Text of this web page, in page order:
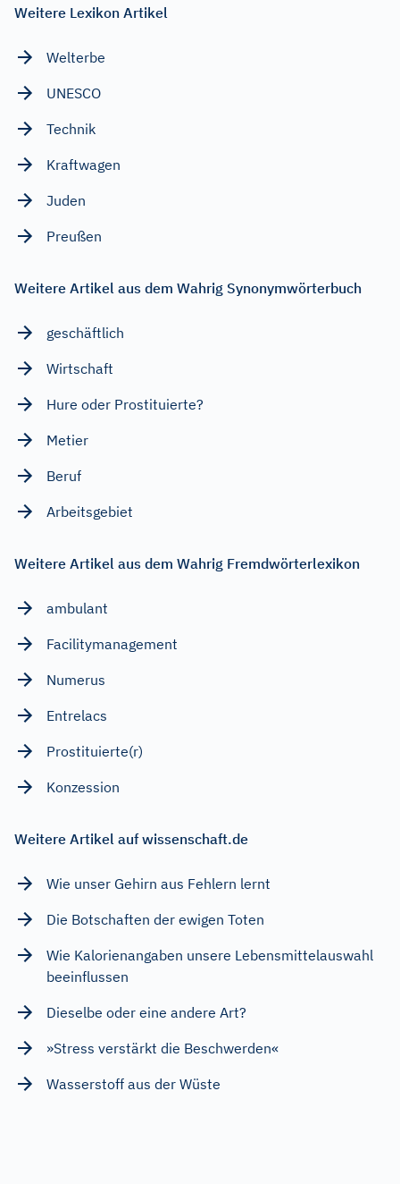
Weitere Lexikon Artikel
Welterbe
UNESCO
Technik
Kraftwagen
Juden
Preußen
Weitere Artikel aus dem Wahrig Synonymwörterbuch
geschäftlich
Wirtschaft
Hure oder Prostituierte?
Metier
Beruf
Arbeitsgebiet
Weitere Artikel aus dem Wahrig Fremdwörterlexikon
ambulant
Facilitymanagement
Numerus
Entrelacs
Prostituierte(r)
Konzession
Weitere Artikel auf wissenschaft.de
Wie unser Gehirn aus Fehlern lernt
Die Botschaften der ewigen Toten
Wie Kalorienangaben unsere Lebensmittelauswahl
beeinflussen
Dieselbe oder eine andere Art?
»Stress verstärkt die Beschwerden«
Wasserstoff aus der Wüste